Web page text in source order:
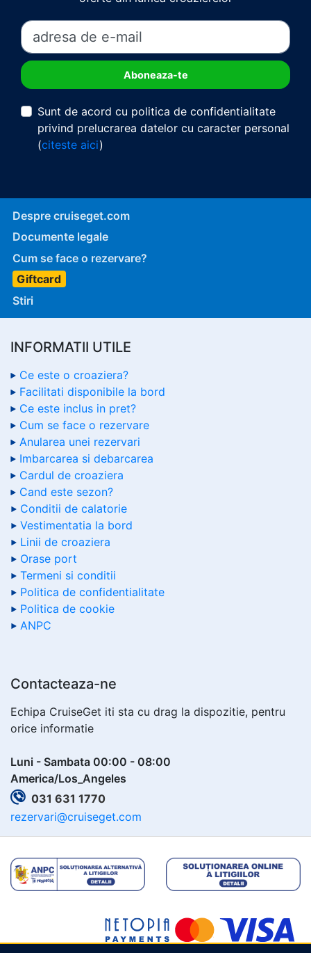
Sunt de acord cu politica de confidentialitate
privind prelucrarea datelor cu caracter personal
(citeste aici)
Despre cruiseget.com
Documente legale
Cum se face o rezervare?
Giftcard
Stiri
INFORMATII UTILE
Ce este o croaziera?
Facilitati disponibile la bord
Ce este inclus in pret?
Cum se face o rezervare
Anularea unei rezervari
Imbarcarea si debarcarea
Cardul de croaziera
Cand este sezon?
Conditii de calatorie
Vestimentatia la bord
Linii de croaziera
Orase port
Termeni si conditii
Politica de confidentialitate
Politica de cookie
ANPC
Contacteaza-ne
Echipa CruiseGet iti sta cu drag la dispozitie, pentru
orice informatie
Luni - Sambata 00:00 - 08:00
America/Los_Angeles
031 631 1770
rezervari@cruiseget.com